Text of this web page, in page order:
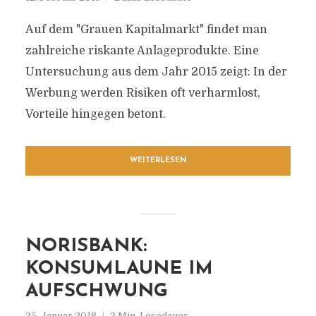
Auf dem "Grauen Kapitalmarkt" findet man
zahlreiche riskante Anlageprodukte. Eine
Untersuchung aus dem Jahr 2015 zeigt: In der
Werbung werden Risiken oft verharmlost,
Vorteile hingegen betont.
WEITERLESEN
NORISBANK:
KONSUMLAUNE IM
AUFSCHWUNG